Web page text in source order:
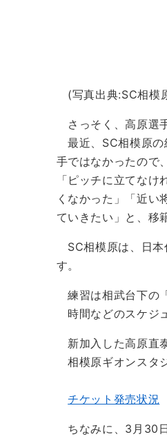
(写真出典:SC相模
さっそく、高原選
最近、SC相模原の
手ではなかったので
「ピッチに立てな
くなかった」「近い
ていきたい」と、移
SC相模原は、日本
す。
練習は相武台下の
時間などのスケジ
新加入した高原直
相模原ギオンスタ
チケット発売状況
ちなみに、3月30